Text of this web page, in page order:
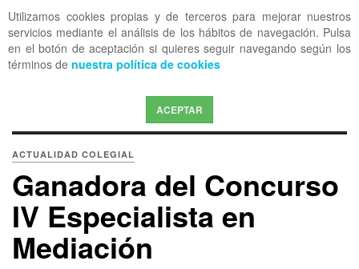
Utilizamos cookies propias y de terceros para mejorar nuestros
servicios mediante el análisis de los hábitos de navegación. Pulsa
en el botón de aceptación si quieres seguir navegando según los
términos de nuestra política de cookies
ACEPTAR
OFF CANVAS
ACTUALIDAD COLEGIAL
Ganadora del Concurso
IV Especialista en
Mediación